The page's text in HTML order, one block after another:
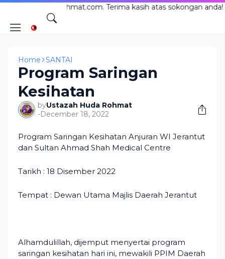
Terima kasih atas sokongan anda!
Home SANTAI
Program Saringan
Kesihatan
byUstazah Huda Rohmat
-December 18, 2022
Program Saringan Kesihatan Anjuran WI Jerantut
dan Sultan Ahmad Shah Medical Centre
Tarikh : 18 Disember 2022
Tempat : Dewan Utama Majlis Daerah Jerantut
Alhamdulillah, dijemput menyertai program
saringan kesihatan hari ini, mewakili PPIM Daerah